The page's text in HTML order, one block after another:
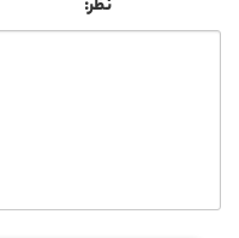
نظر: